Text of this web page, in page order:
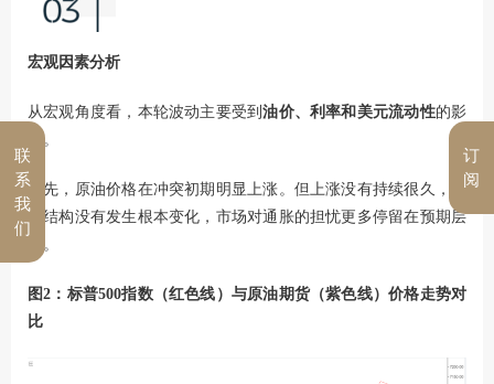
宏观因素分析
从宏观角度看，本轮波动主要受到油价、利率和美元流动性的影
响。
首先，原油价格在冲突初期明显上涨。但上涨没有持续很久，供
需结构没有发生根本变化，市场对通胀的担忧更多停留在预期层
面。
图2：标普500指数（红色线）与原油期货（紫色线）价格走势对
比
订
阅
联
系
我
们